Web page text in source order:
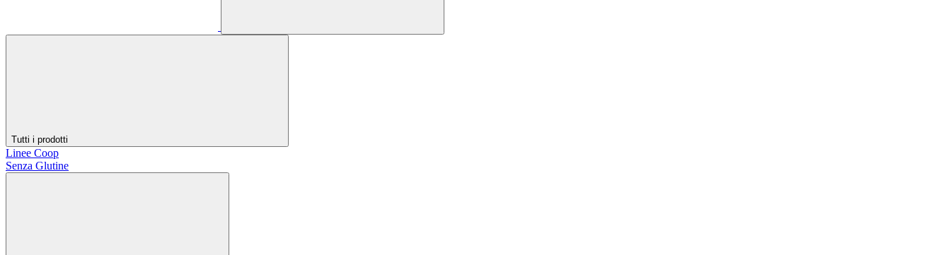
Tutti i prodotti
Linee Coop
Senza Glutine